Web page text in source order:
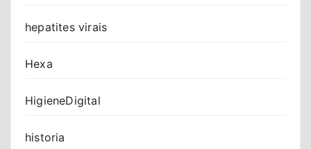
hepatites virais
Hexa
HigieneDigital
historia